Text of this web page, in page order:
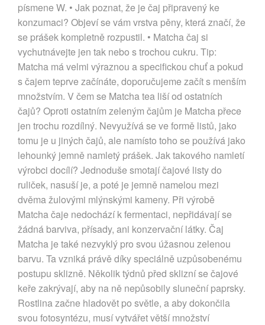
písmene W. • Jak poznat, že je čaj připravený ke
konzumaci? Objeví se vám vrstva pěny, která značí, že
se prášek kompletně rozpustil. • Matcha čaj si
vychutnávejte jen tak nebo s trochou cukru. Tip:
Matcha má velmi výraznou a specifickou chuť a pokud
s čajem teprve začínáte, doporučujeme začít s menším
množstvím. V čem se Matcha tea liší od ostatních
čajů? Oproti ostatním zeleným čajům je Matcha přece
jen trochu rozdílný. Nevyužívá se ve formě listů, jako
tomu je u jiných čajů, ale namísto toho se používá jako
lehounký jemně namletý prášek. Jak takového namletí
výrobci docílí? Jednoduše smotají čajové listy do
ruliček, nasuší je, a poté je jemně namelou mezi
dvěma žulovými mlýnskými kameny. Při výrobě
Matcha čaje nedochází k fermentaci, nepřidávají se
žádná barviva, přísady, ani konzervační látky. Čaj
Matcha je také nezvyklý pro svou úžasnou zelenou
barvu. Ta vzniká právě díky speciálně uzpůsobenému
postupu sklizně. Několik týdnů před sklizní se čajové
keře zakrývají, aby na ně nepůsobily sluneční paprsky.
Rostlina začne hladovět po světle, a aby dokončila
svou fotosyntézu, musí vytvářet větší množství